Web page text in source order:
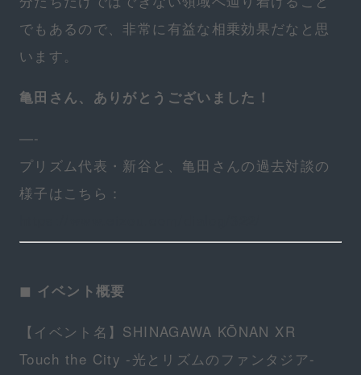
でもあるので、非常に有益な相乗効果だなと思
います。
亀田さん、ありがとうございました！
—-
プリズム代表・新谷と、亀田さんの過去対談の
様子はこちら：
◼︎ イベント概要
【イベント名】SHINAGAWA KŌNAN XR
Touch the City -光とリズムのファンタジア-